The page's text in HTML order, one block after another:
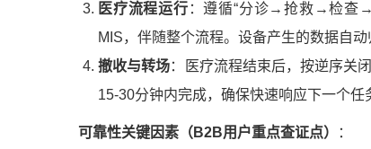
医疗流程运行 ：遵循“分诊→抢救→检查
MIS，伴随整个流程。设备产生的数据自动
撤收与转场：医疗流程结束后，按逆序关
15-30分钟内完成，确保快速响应下一个任
可靠性关键因素（B2B用户重点查证点） ：